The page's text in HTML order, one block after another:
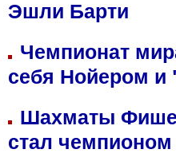
Эшли Барти
Чемпионат
себя Нойером и
Шахматы
стал